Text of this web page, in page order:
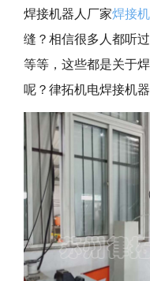
焊接机器人厂家焊接
缝？相信很多人都听
等等，这些都是关于
呢？律拓机电焊接机